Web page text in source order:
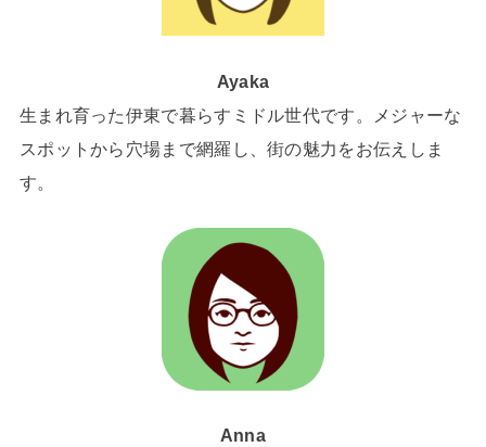
Ayaka
生まれ育った伊東で暮らすミドル世代です。メジャーな
スポットから穴場まで網羅し、街の魅力をお伝えしま
す。
Anna